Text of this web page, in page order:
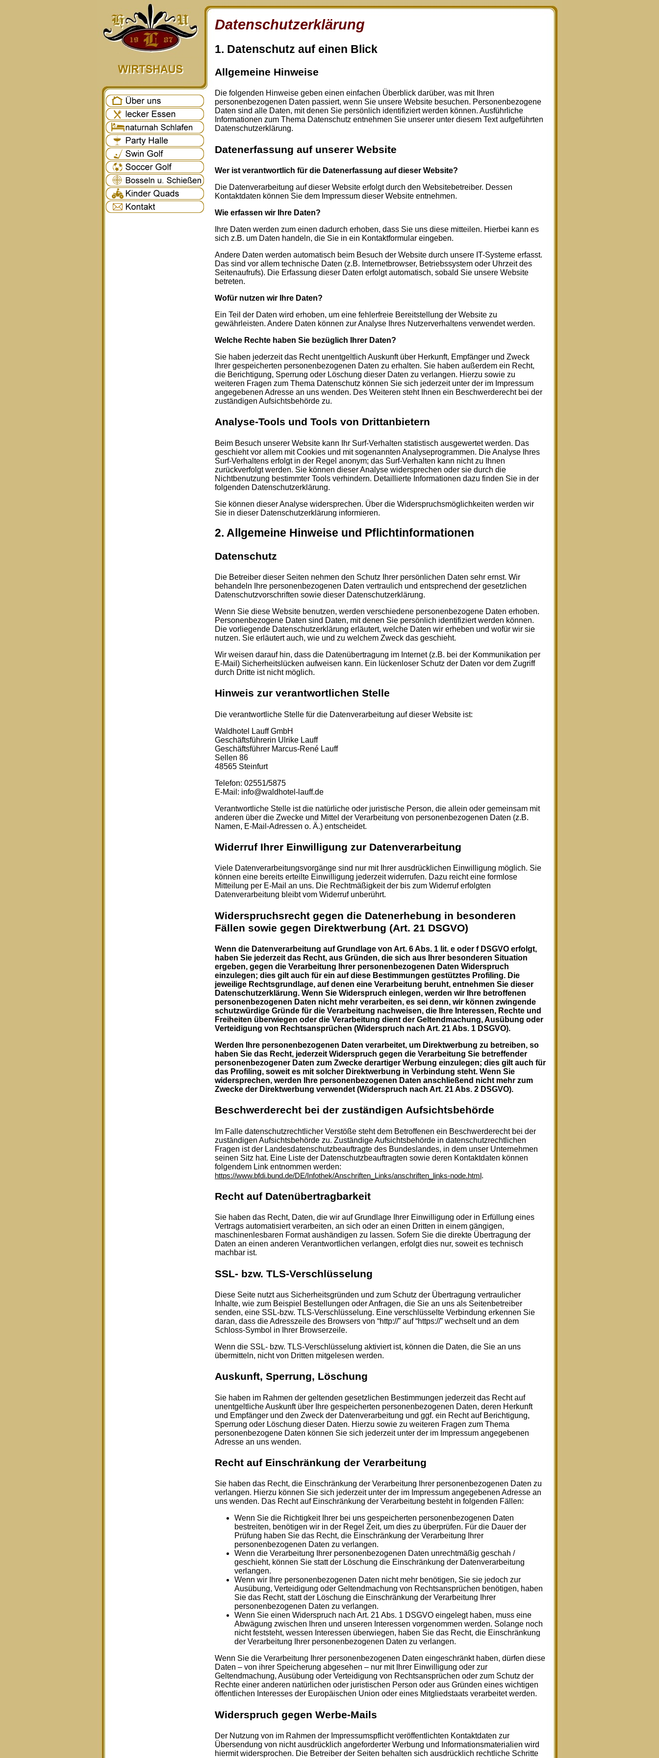
Datenschutzerklärung
1. Datenschutz auf einen Blick
Allgemeine Hinweise
Die folgenden Hinweise geben einen einfachen Überblick darüber, was mit Ihren
personenbezogenen Daten passiert, wenn Sie unsere Website besuchen. Personenbezogene
Daten sind alle Daten, mit denen Sie persönlich identifiziert werden können. Ausführliche
Informationen zum Thema Datenschutz entnehmen Sie unserer unter diesem Text aufgeführten
Datenschutzerklärung.
Datenerfassung auf unserer Website
Wer ist verantwortlich für die Datenerfassung auf dieser Website?
Die Datenverarbeitung auf dieser Website erfolgt durch den Websitebetreiber. Dessen
Kontaktdaten können Sie dem Impressum dieser Website entnehmen.
Wie erfassen wir Ihre Daten?
Ihre Daten werden zum einen dadurch erhoben, dass Sie uns diese mitteilen. Hierbei kann es
sich z.B. um Daten handeln, die Sie in ein Kontaktformular eingeben.
Andere Daten werden automatisch beim Besuch der Website durch unsere IT-Systeme erfasst.
Das sind vor allem technische Daten (z.B. Internetbrowser, Betriebssystem oder Uhrzeit des
Seitenaufrufs). Die Erfassung dieser Daten erfolgt automatisch, sobald Sie unsere Website
betreten.
Wofür nutzen wir Ihre Daten?
Ein Teil der Daten wird erhoben, um eine fehlerfreie Bereitstellung der Website zu
gewährleisten. Andere Daten können zur Analyse Ihres Nutzerverhaltens verwendet werden.
Welche Rechte haben Sie bezüglich Ihrer Daten?
Sie haben jederzeit das Recht unentgeltlich Auskunft über Herkunft, Empfänger und Zweck
Ihrer gespeicherten personenbezogenen Daten zu erhalten. Sie haben außerdem ein Recht,
die Berichtigung, Sperrung oder Löschung dieser Daten zu verlangen. Hierzu sowie zu
weiteren Fragen zum Thema Datenschutz können Sie sich jederzeit unter der im Impressum
angegebenen Adresse an uns wenden. Des Weiteren steht Ihnen ein Beschwerderecht bei der
zuständigen Aufsichtsbehörde zu.
Analyse-Tools und Tools von Drittanbietern
Beim Besuch unserer Website kann Ihr Surf-Verhalten statistisch ausgewertet werden. Das
geschieht vor allem mit Cookies und mit sogenannten Analyseprogrammen. Die Analyse Ihres
Surf-Verhaltens erfolgt in der Regel anonym; das Surf-Verhalten kann nicht zu Ihnen
zurückverfolgt werden. Sie können dieser Analyse widersprechen oder sie durch die
Nichtbenutzung bestimmter Tools verhindern. Detaillierte Informationen dazu finden Sie in der
folgenden Datenschutzerklärung.
Sie können dieser Analyse widersprechen. Über die Widerspruchsmöglichkeiten werden wir
Sie in dieser Datenschutzerklärung informieren.
2. Allgemeine Hinweise und Pflichtinformationen
Datenschutz
Die Betreiber dieser Seiten nehmen den Schutz Ihrer persönlichen Daten sehr ernst. Wir
behandeln Ihre personenbezogenen Daten vertraulich und entsprechend der gesetzlichen
Datenschutzvorschriften sowie dieser Datenschutzerklärung.
Wenn Sie diese Website benutzen, werden verschiedene personenbezogene Daten erhoben.
Personenbezogene Daten sind Daten, mit denen Sie persönlich identifiziert werden können.
Die vorliegende Datenschutzerklärung erläutert, welche Daten wir erheben und wofür wir sie
nutzen. Sie erläutert auch, wie und zu welchem Zweck das geschieht.
Wir weisen darauf hin, dass die Datenübertragung im Internet (z.B. bei der Kommunikation per
E-Mail) Sicherheitslücken aufweisen kann. Ein lückenloser Schutz der Daten vor dem Zugriff
durch Dritte ist nicht möglich.
Hinweis zur verantwortlichen Stelle
Die verantwortliche Stelle für die Datenverarbeitung auf dieser Website ist:
Waldhotel Lauff GmbH
Geschäftsführerin Ulrike Lauff
Geschäftsführer Marcus-René Lauff
Sellen 86
48565 Steinfurt
Telefon: 02551/5875
E-Mail: info@waldhotel-lauff.de
Verantwortliche Stelle ist die natürliche oder juristische Person, die allein oder gemeinsam mit
anderen über die Zwecke und Mittel der Verarbeitung von personenbezogenen Daten (z.B.
Namen, E-Mail-Adressen o. Ä.) entscheidet.
Widerruf Ihrer Einwilligung zur Datenverarbeitung
Viele Datenverarbeitungsvorgänge sind nur mit Ihrer ausdrücklichen Einwilligung möglich. Sie
können eine bereits erteilte Einwilligung jederzeit widerrufen. Dazu reicht eine formlose
Mitteilung per E-Mail an uns. Die Rechtmäßigkeit der bis zum Widerruf erfolgten
Datenverarbeitung bleibt vom Widerruf unberührt.
Widerspruchsrecht gegen die Datenerhebung in besonderen
Fällen sowie gegen Direktwerbung (Art. 21 DSGVO)
Wenn die Datenverarbeitung auf Grundlage von Art. 6 Abs. 1 lit. e oder f DSGVO erfolgt,
haben Sie jederzeit das Recht, aus Gründen, die sich aus Ihrer besonderen Situation
ergeben, gegen die Verarbeitung Ihrer personenbezogenen Daten Widerspruch
einzulegen; dies gilt auch für ein auf diese Bestimmungen gestütztes Profiling. Die
jeweilige Rechtsgrundlage, auf denen eine Verarbeitung beruht, entnehmen Sie dieser
Datenschutzerklärung. Wenn Sie Widerspruch einlegen, werden wir Ihre betroffenen
personenbezogenen Daten nicht mehr verarbeiten, es sei denn, wir können zwingende
schutzwürdige Gründe für die Verarbeitung nachweisen, die Ihre Interessen, Rechte und
Freiheiten überwiegen oder die Verarbeitung dient der Geltendmachung, Ausübung oder
Verteidigung von Rechtsansprüchen (Widerspruch nach Art. 21 Abs. 1 DSGVO).
Werden Ihre personenbezogenen Daten verarbeitet, um Direktwerbung zu betreiben, so
haben Sie das Recht, jederzeit Widerspruch gegen die Verarbeitung Sie betreffender
personenbezogener Daten zum Zwecke derartiger Werbung einzulegen; dies gilt auch für
das Profiling, soweit es mit solcher Direktwerbung in Verbindung steht. Wenn Sie
widersprechen, werden Ihre personenbezogenen Daten anschließend nicht mehr zum
Zwecke der Direktwerbung verwendet (Widerspruch nach Art. 21 Abs. 2 DSGVO).
Beschwerderecht bei der zuständigen Aufsichtsbehörde
Im Falle datenschutzrechtlicher Verstöße steht dem Betroffenen ein Beschwerderecht bei der
zuständigen Aufsichtsbehörde zu. Zuständige Aufsichtsbehörde in datenschutzrechtlichen
Fragen ist der Landesdatenschutzbeauftragte des Bundeslandes, in dem unser Unternehmen
seinen Sitz hat. Eine Liste der Datenschutzbeauftragten sowie deren Kontaktdaten können
folgendem Link entnommen werden:
https://www.bfdi.bund.de/DE/Infothek/Anschriften_Links/anschriften_links-node.html .
Recht auf Datenübertragbarkeit
Sie haben das Recht, Daten, die wir auf Grundlage Ihrer Einwilligung oder in Erfüllung eines
Vertrags automatisiert verarbeiten, an sich oder an einen Dritten in einem gängigen,
maschinenlesbaren Format aushändigen zu lassen. Sofern Sie die direkte Übertragung der
Daten an einen anderen Verantwortlichen verlangen, erfolgt dies nur, soweit es technisch
machbar ist.
SSL- bzw. TLS-Verschlüsselung
Diese Seite nutzt aus Sicherheitsgründen und zum Schutz der Übertragung vertraulicher
Inhalte, wie zum Beispiel Bestellungen oder Anfragen, die Sie an uns als Seitenbetreiber
senden, eine SSL-bzw. TLS-Verschlüsselung. Eine verschlüsselte Verbindung erkennen Sie
daran, dass die Adresszeile des Browsers von “http://” auf “https://” wechselt und an dem
Schloss-Symbol in Ihrer Browserzeile.
Wenn die SSL- bzw. TLS-Verschlüsselung aktiviert ist, können die Daten, die Sie an uns
übermitteln, nicht von Dritten mitgelesen werden.
Auskunft, Sperrung, Löschung
Sie haben im Rahmen der geltenden gesetzlichen Bestimmungen jederzeit das Recht auf
unentgeltliche Auskunft über Ihre gespeicherten personenbezogenen Daten, deren Herkunft
und Empfänger und den Zweck der Datenverarbeitung und ggf. ein Recht auf Berichtigung,
Sperrung oder Löschung dieser Daten. Hierzu sowie zu weiteren Fragen zum Thema
personenbezogene Daten können Sie sich jederzeit unter der im Impressum angegebenen
Adresse an uns wenden.
Recht auf Einschränkung der Verarbeitung
Sie haben das Recht, die Einschränkung der Verarbeitung Ihrer personenbezogenen Daten zu
verlangen. Hierzu können Sie sich jederzeit unter der im Impressum angegebenen Adresse an
uns wenden. Das Recht auf Einschränkung der Verarbeitung besteht in folgenden Fällen:
Wenn Sie die Richtigkeit Ihrer bei uns gespeicherten personenbezogenen Daten
bestreiten, benötigen wir in der Regel Zeit, um dies zu überprüfen. Für die Dauer der
Prüfung haben Sie das Recht, die Einschränkung der Verarbeitung Ihrer
personenbezogenen Daten zu verlangen.
Wenn die Verarbeitung Ihrer personenbezogenen Daten unrechtmäßig geschah /
geschieht, können Sie statt der Löschung die Einschränkung der Datenverarbeitung
verlangen.
Wenn wir Ihre personenbezogenen Daten nicht mehr benötigen, Sie sie jedoch zur
Ausübung, Verteidigung oder Geltendmachung von Rechtsansprüchen benötigen, haben
Sie das Recht, statt der Löschung die Einschränkung der Verarbeitung Ihrer
personenbezogenen Daten zu verlangen.
Wenn Sie einen Widerspruch nach Art. 21 Abs. 1 DSGVO eingelegt haben, muss eine
Abwägung zwischen Ihren und unseren Interessen vorgenommen werden. Solange noch
nicht feststeht, wessen Interessen überwiegen, haben Sie das Recht, die Einschränkung
der Verarbeitung Ihrer personenbezogenen Daten zu verlangen.
Wenn Sie die Verarbeitung Ihrer personenbezogenen Daten eingeschränkt haben, dürfen diese
Daten – von ihrer Speicherung abgesehen – nur mit Ihrer Einwilligung oder zur
Geltendmachung, Ausübung oder Verteidigung von Rechtsansprüchen oder zum Schutz der
Rechte einer anderen natürlichen oder juristischen Person oder aus Gründen eines wichtigen
öffentlichen Interesses der Europäischen Union oder eines Mitgliedstaats verarbeitet werden.
Widerspruch gegen Werbe-Mails
Der Nutzung von im Rahmen der Impressumspflicht veröffentlichten Kontaktdaten zur
Übersendung von nicht ausdrücklich angeforderter Werbung und Informationsmaterialien wird
hiermit widersprochen. Die Betreiber der Seiten behalten sich ausdrücklich rechtliche Schritte